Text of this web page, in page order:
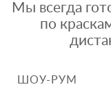
Мы всегда
по
ШОУ-РУМ